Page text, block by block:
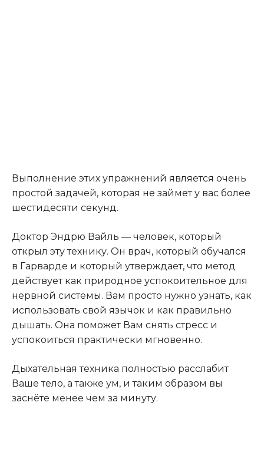
Выполнение этих упражнений является очень
простой задачей, которая не займет у вас более
шестидесяти секунд.
Доктор Эндрю Вайль — человек, который
открыл эту технику. Он врач, который обучался
в Гарварде и который утверждает, что метод
действует как природное успокоительное для
нервной системы. Вам просто нужно узнать, как
использовать свой язычок и как правильно
дышать. Она поможет Вам снять стресс и
успокоиться практически мгновенно.
Дыхательная техника полностью расслабит
Ваше тело, а также ум, и таким образом вы
заснёте менее чем за минуту.